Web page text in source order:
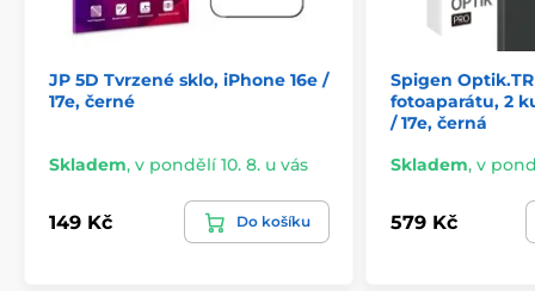
JP 5D Tvrzené sklo, iPhone 16e /
17e, černé
Skladem, v pondělí 10. 8. u vás
149 Kč Do košíku
Spigen
fotoaparátu, 2
/ 17e, černá
Skladem, v
579 Kč